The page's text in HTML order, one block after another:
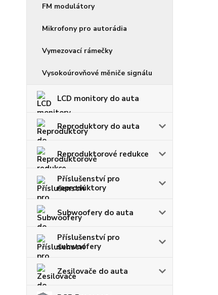
FM modulátory
Mikrofony pro autorádia
Vymezovací rámečky
Vysokoúrovňové měniče signálu
LCD monitory do auta
Reproduktory do auta
Reproduktorové redukce
Příslušenství pro
reproduktory
Subwoofery do auta
Příslušenství pro
subwoofery
Zesilovače do auta